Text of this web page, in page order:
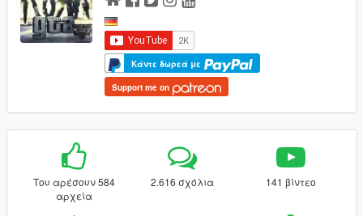
Κάντε δωρεά με
Support me on
Του αρέσουν 584
αρχεία
2.616 σχόλια 141 βίντεο